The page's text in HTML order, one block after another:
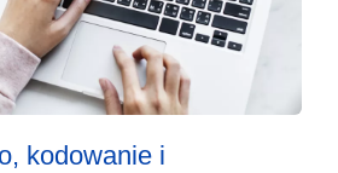
kodowanie i